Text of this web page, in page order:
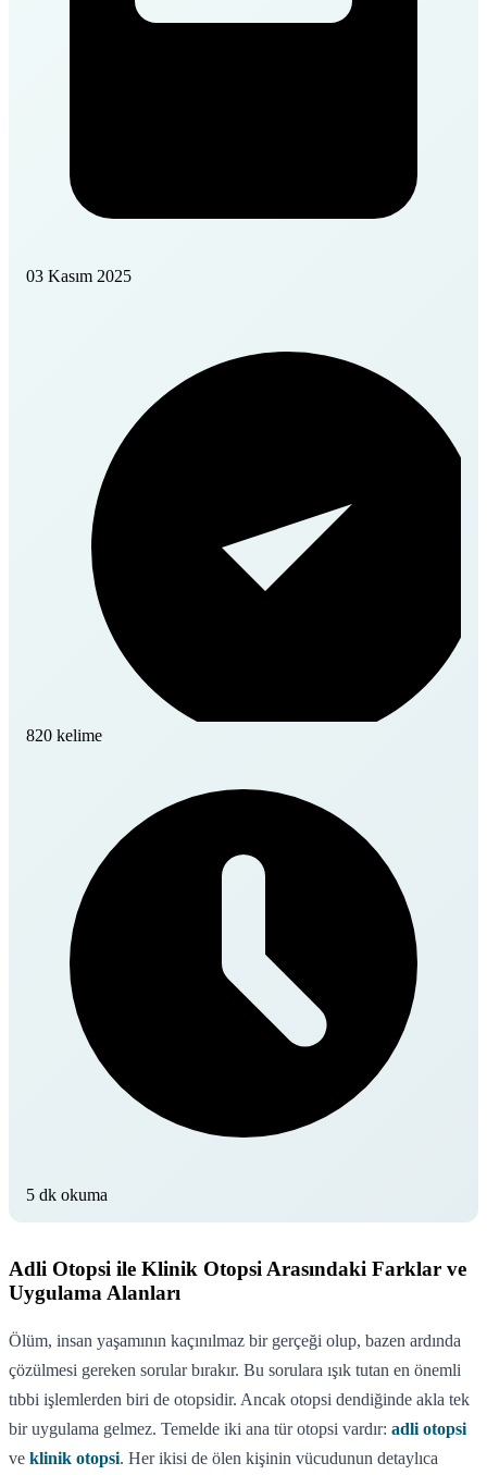
03 Kasım 2025
820 kelime
5 dk okuma
Adli Otopsi ile Klinik Otopsi Arasındaki Farklar ve
Uygulama Alanları
Ölüm, insan yaşamının kaçınılmaz bir gerçeği olup, bazen ardında
çözülmesi gereken sorular bırakır. Bu sorulara ışık tutan en önemli
tıbbi işlemlerden biri de otopsidir. Ancak otopsi dendiğinde akla tek
bir uygulama gelmez. Temelde iki ana tür otopsi vardır: adli otopsi
ve klinik otopsi. Her ikisi de ölen kişinin vücudunun detaylıca